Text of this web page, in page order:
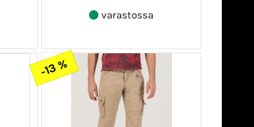
varastossa
-13 %